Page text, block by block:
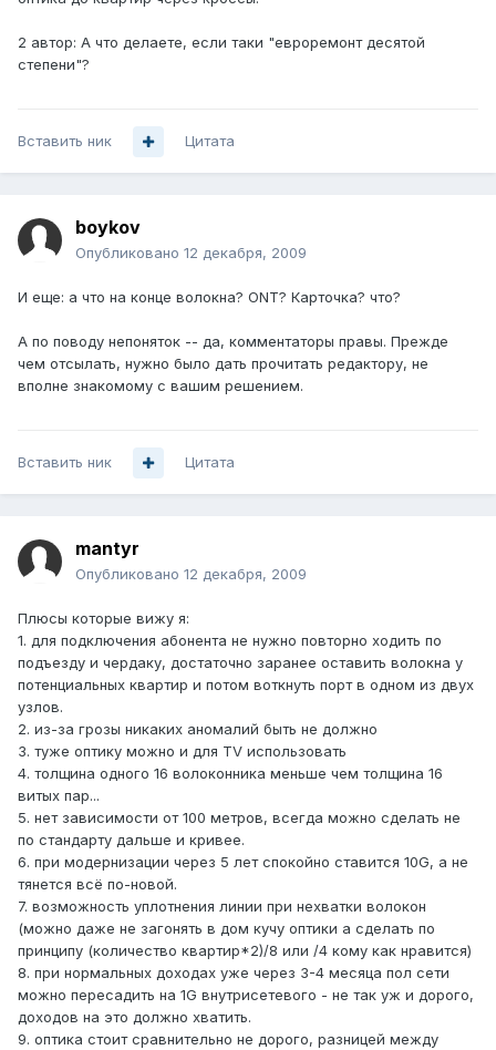
2 автор: А что делаете, если таки "евроремонт десятой
степени"?
Вставить ник Цитата
boykov
Опубликовано 12 декабря, 2009
И еще: а что на конце волокна? ONT? Карточка? что?
А по поводу непоняток -- да, комментаторы правы. Прежде
чем отсылать, нужно было дать прочитать редактору, не
вполне знакомому с вашим решением.
Вставить ник Цитата
mantyr
Опубликовано 12 декабря, 2009
Плюсы которые вижу я:
1. для подключения абонента не нужно повторно ходить по
подъезду и чердаку, достаточно заранее оставить волокна у
потенциальных квартир и потом воткнуть порт в одном из двух
узлов.
2. из-за грозы никаких аномалий быть не должно
3. туже оптику можно и для TV использовать
4. толщина одного 16 волоконника меньше чем толщина 16
витых пар...
5. нет зависимости от 100 метров, всегда можно сделать не
по стандарту дальше и кривее.
6. при модернизации через 5 лет спокойно ставится 10G, а не
тянется всё по-новой.
7. возможность уплотнения линии при нехватки волокон
(можно даже не загонять в дом кучу оптики а сделать по
принципу (количество квартир*2)/8 или /4 кому как нравится)
8. при нормальных доходах уже через 3-4 месяца пол сети
можно пересадить на 1G внутрисетевого - не так уж и дорого,
доходов на это должно хватить.
9. оптика стоит сравнительно не дорого, разницей между